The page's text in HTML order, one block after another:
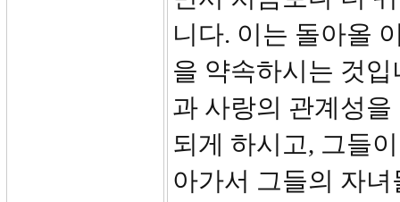
니다. 이는 돌아올
을 약속하시는 것
과 사랑의 관계성
되게 하시고, 그들
아가서 그들의 자